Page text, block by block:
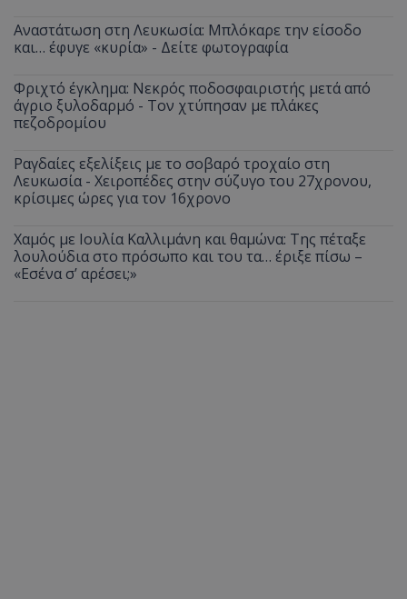
Αναστάτωση στη Λευκωσία: Μπλόκαρε την είσοδο
και… έφυγε «κυρία» - Δείτε φωτογραφία
Φριχτό έγκλημα: Νεκρός ποδοσφαιριστής μετά από
άγριο ξυλοδαρμό - Τον χτύπησαν με πλάκες
πεζοδρομίου
Ραγδαίες εξελίξεις με το σοβαρό τροχαίο στη
Λευκωσία - Χειροπέδες στην σύζυγο του 27χρονου,
κρίσιμες ώρες για τον 16χρονο
Χαμός με Ιουλία Καλλιμάνη και θαμώνα: Της πέταξε
λουλούδια στο πρόσωπο και του τα… έριξε πίσω –
«Εσένα σ’ αρέσει;»